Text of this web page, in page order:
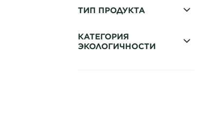
ТИП ПРОДУКТА
КАТЕГОРИЯ
ЭКОЛОГИЧНОСТИ